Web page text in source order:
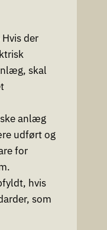
der
skal
anlæg
udført og
for
hvis
som